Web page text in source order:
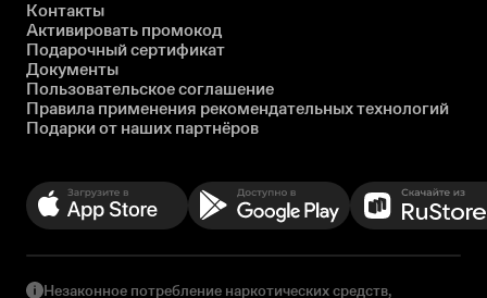
Контакты
Активировать промокод
Подарочный сертификат
Документы
Пользовательское соглашение
Правила применения рекомендательных технологий
Подарки от наших партнёров
Незаконное потребление наркотических средств,